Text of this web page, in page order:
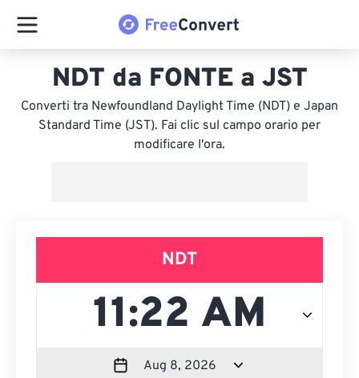
NDT da FONTE a JST
Converti tra Newfoundland Daylight Time (NDT) e Japan
Standard Time (JST). Fai clic sul campo orario per
modificare l'ora.
NDT